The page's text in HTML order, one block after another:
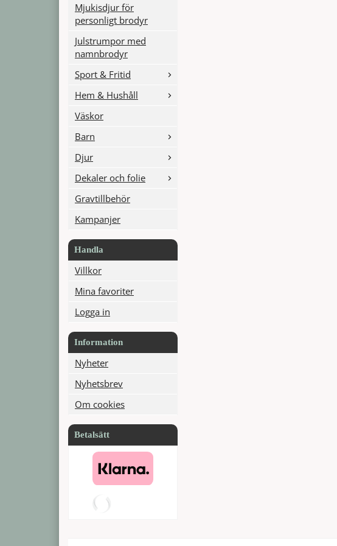
Mjukisdjur för
personligt brodyr
Julstrumpor med
namnbrodyr
Sport & Fritid
Hem & Hushåll
Väskor
Barn
Djur
Dekaler och folie
Gravtillbehör
Kampanjer
Handla
Villkor
Mina favoriter
Logga in
Information
Nyheter
Nyhetsbrev
Om cookies
Betalsätt